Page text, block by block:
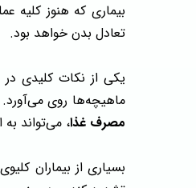
بیماری که هنوز کلیه
تعادل بدن خواهد بود.
یکی از نکات کلیدی در
ماهیچه‌ها روی می‌آورد.
مصرف غذا، می‌تواند
بسیاری از بیماران